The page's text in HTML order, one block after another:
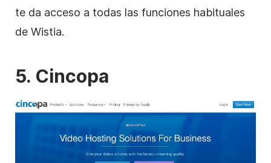
te da acceso a todas las funciones habituales
de Wistia.
5. Cincopa